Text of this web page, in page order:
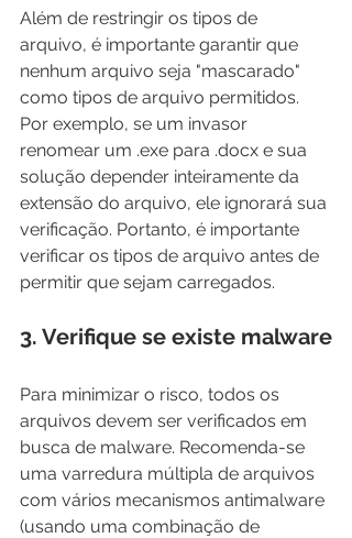
Além de restringir os tipos de
arquivo, é importante garantir que
nenhum arquivo seja "mascarado"
como tipos de arquivo permitidos.
Por exemplo, se um invasor
renomear um .exe para .docx e sua
solução depender inteiramente da
extensão do arquivo, ele ignorará sua
verificação. Portanto, é importante
verificar os tipos de arquivo antes de
permitir que sejam carregados.
3. Verifique se existe malware
Para minimizar o risco, todos os
arquivos devem ser verificados em
busca de malware. Recomenda-se
uma varredura múltipla de arquivos
com vários mecanismos antimalware
(usando uma combinação de